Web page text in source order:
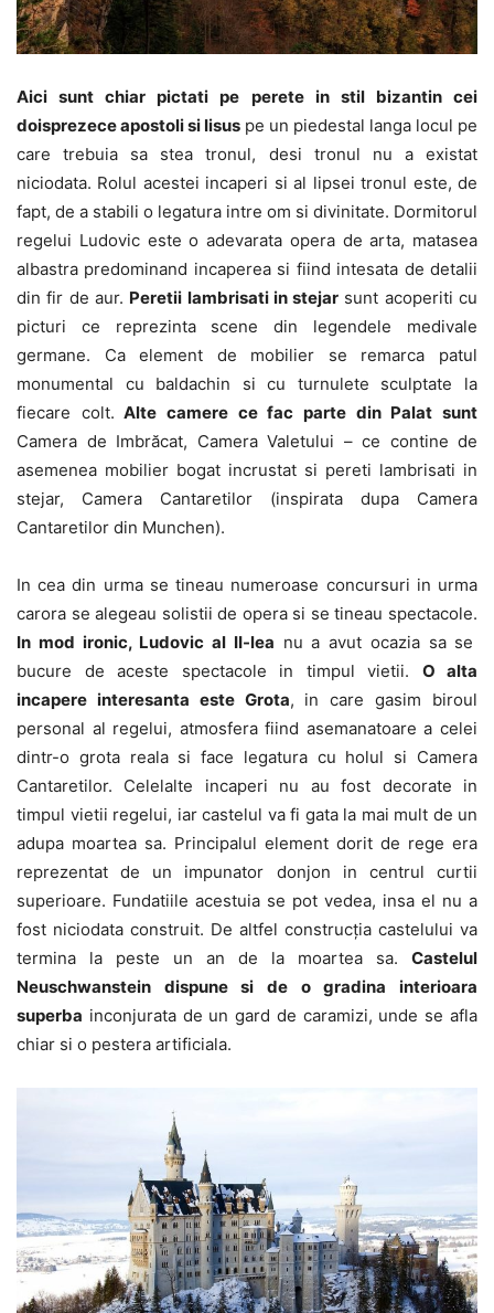
Aici sunt chiar pictati pe perete in stil bizantin cei
doisprezece apostoli si Iisus pe un piedestal langa locul pe
care trebuia sa stea tronul, desi tronul nu a existat
niciodata. Rolul acestei incaperi si al lipsei tronul este, de
fapt, de a stabili o legatura intre om si divinitate. Dormitorul
regelui Ludovic este o adevarata opera de arta, matasea
albastra predominand incaperea si fiind intesata de detalii
din fir de aur. Peretii lambrisati in stejar sunt acoperiti cu
picturi ce reprezinta scene din legendele medivale
germane. Ca element de mobilier se remarca patul
monumental cu baldachin si cu turnulete sculptate la
fiecare colt. Alte camere ce fac parte din Palat sunt
Camera de Imbrăcat, Camera Valetului – ce contine de
asemenea mobilier bogat incrustat si pereti lambrisati in
stejar, Camera Cantaretilor (inspirata dupa Camera
Cantaretilor din Munchen).
In cea din urma se tineau numeroase concursuri in urma
carora se alegeau solistii de opera si se tineau spectacole.
In mod ironic, Ludovic al II-lea nu a avut ocazia sa se
bucure de aceste spectacole in timpul vietii. O alta
incapere interesanta este Grota, in care gasim biroul
personal al regelui, atmosfera fiind asemanatoare a celei
dintr-o grota reala si face legatura cu holul si Camera
Cantaretilor. Celelalte incaperi nu au fost decorate in
timpul vietii regelui, iar castelul va fi gata la mai mult de un
adupa moartea sa. Principalul element dorit de rege era
reprezentat de un impunator donjon in centrul curtii
superioare. Fundatiile acestuia se pot vedea, insa el nu a
fost niciodata construit. De altfel construcţia castelului va
termina la peste un an de la moartea sa. Castelul
Neuschwanstein dispune si de o gradina interioara
superba inconjurata de un gard de caramizi, unde se afla
chiar si o pestera artificiala.